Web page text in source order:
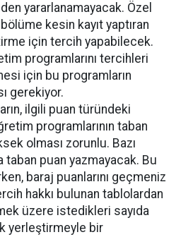
yararlanamayacak. Özel
kesin kayıt yaptıran
için tercih yapabilecek.
programlarını tercihleri
için bu programların
gerekiyor.
ilgili puan türündeki
programlarının taban
olması zorunlu. Bazı
taban puan yazmayacak. Bu
baraj puanlarını geçmeniz
hakkı bulunan tablolardan
üzere istedikleri sayıda
yerleştirmeyle bir